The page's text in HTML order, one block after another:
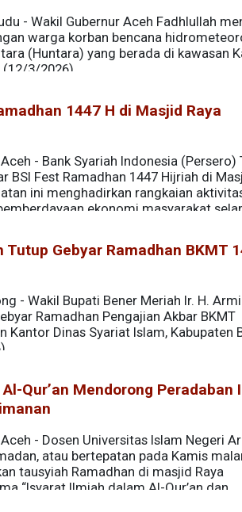
- Wakil Gubernur Aceh Fadhlullah
warga korban bencana
(Huntara) yang berada di kawasan
3/2026).
1447 H di Masjid Raya
Aceh - Bank Syariah Indonesia (Persero)
BSI Fest Ramadhan 1447 Hijriah di
ini menghadirkan rangkaian
ekonomi masyarakat
Gebyar Ramadhan BKMT
- Wakil Bupati Bener Meriah Ir. H.
Ramadhan Pengajian Akbar BKMT
Kantor Dinas Syariat Islam, Kabupaten
Qur’an Mendorong Peradaban
Aceh - Dosen Universitas Islam Negeri
atau bertepatan pada Kamis
tausyiah Ramadhan di masjid Raya
“Isyarat Ilmiah dalam Al-Qur’an dan
shalat isya sebelum pelaksanaaan